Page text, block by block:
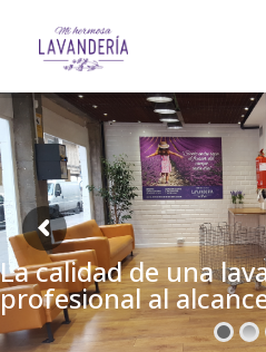
La calidad de una
profesional al